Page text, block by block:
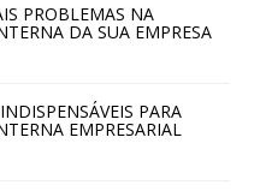
PROBLEMAS NA
DA SUA EMPRESA
PARA
EMPRESARIAL